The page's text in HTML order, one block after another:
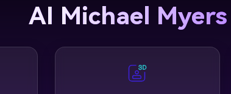
AI Michael